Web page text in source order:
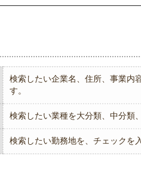
検索したい企業名、住所、事業内
す。
検索したい業種を大分類、中分類
検索したい勤務地を、チェックを